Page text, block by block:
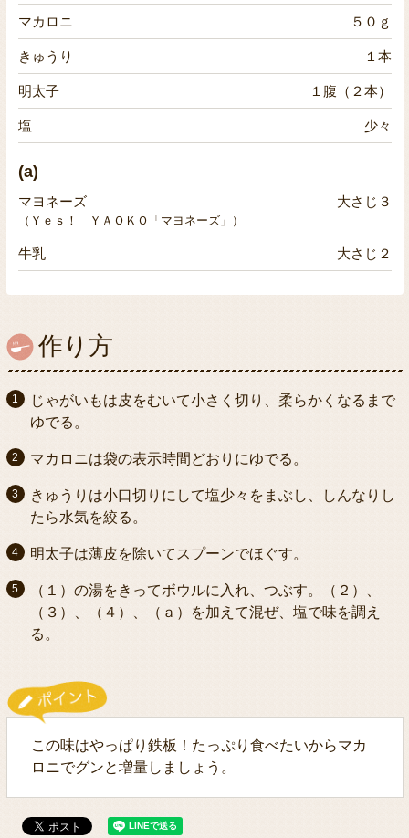
マカロニ ５０ｇ
きゅうり １本
明太子 １腹（２本）
塩 少々
(a)
マヨネーズ 大さじ３
（Ｙｅｓ！ ＹＡＯＫＯ「マヨネーズ」）
牛乳 大さじ２
作り方
じゃがいもは皮をむいて小さく切り、柔らかくなるまで
ゆでる。
マカロニは袋の表示時間どおりにゆでる。
きゅうりは小口切りにして塩少々をまぶし、しんなりし
たら水気を絞る。
明太子は薄皮を除いてスプーンでほぐす。
（１）の湯をきってボウルに入れ、つぶす。（２）、
（３）、（４）、（ａ）を加えて混ぜ、塩で味を調え
る。
この味はやっぱり鉄板！たっぷり食べたいからマカ
ロニでグンと増量しましょう。